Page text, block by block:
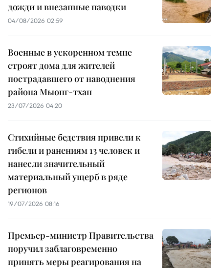
дожди и внезапные паводки
04/08/2026 02:59
Военные в ускоренном темпе
строят дома для жителей
пострадавшего от наводнения
района Мыонг-тхан
23/07/2026 04:20
Стихийные бедствия привели к
гибели и ранениям 13 человек и
нанесли значительный
материальный ущерб в ряде
регионов
19/07/2026 08:16
Премьер-министр Правительства
поручил заблаговременно
принять меры реагирования на